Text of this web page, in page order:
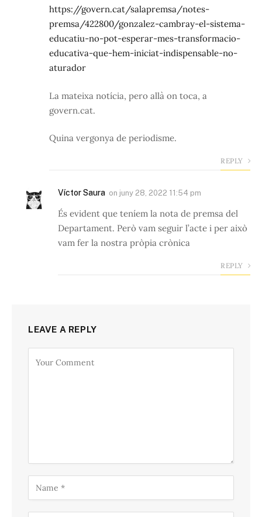
https://govern.cat/salapremsa/notes-
premsa/422800/gonzalez-cambray-el-sistema-
educatiu-no-pot-esperar-mes-transformacio-
educativa-que-hem-iniciat-indispensable-no-
aturador
La mateixa notícia, pero allà on toca, a
govern.cat.
Quina vergonya de periodisme.
REPLY
Víctor Saura on juny 28, 2022 11:54 pm
És evident que teníem la nota de premsa del
Departament. Però vam seguir l’acte i per això
vam fer la nostra pròpia crònica
REPLY
LEAVE A REPLY